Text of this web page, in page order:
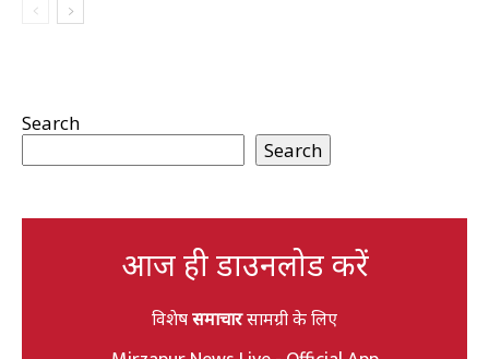
Search
Search
आज ही डाउनलोड करें
विशेषसमाचारसामग्री के लिए